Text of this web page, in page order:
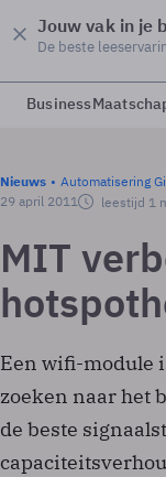
Jouw vak in je
De beste
Business
Nieuws
Automatisering
29 april 2011
leestijd 1
MIT
Een wifi-module
zoeken naar het
de beste